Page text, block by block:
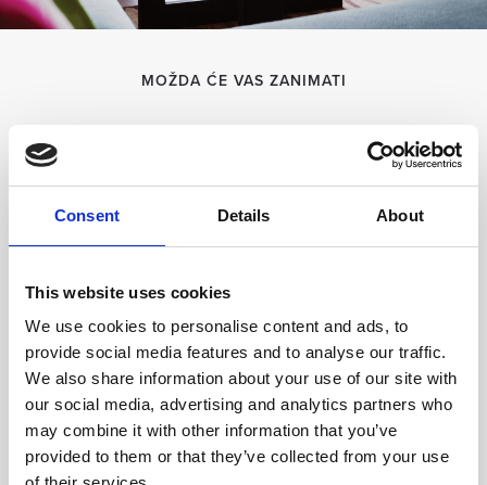
Consent Details About
This website uses cookies
We use cookies to personalise content and ads, to
provide social media features and to analyse our traffic.
We also share information about your use of our site with
our social media, advertising and analytics partners who
may combine it with other information that you’ve
provided to them or that they’ve collected from your use
MOŽDA ĆE VAS ZANIMATI
Standardna soba Club apartman